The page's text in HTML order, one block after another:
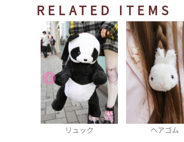
RELATED ITEMS
ヘアゴム ワンピース